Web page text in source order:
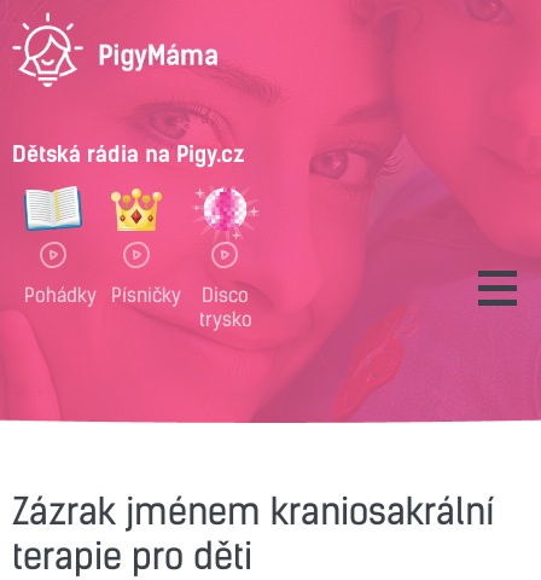
Dětská rádia na Pigy.cz
Pohádky Písničky
Disco
trysko
Zázrak jménem kraniosakrální
terapie pro děti